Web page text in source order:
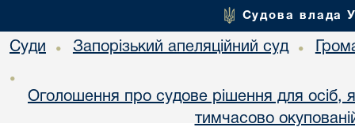
Судова влада
Суди • Запорізький апеляційний суд •
•
Оголошення про судове рішення для осіб,
тимчасово